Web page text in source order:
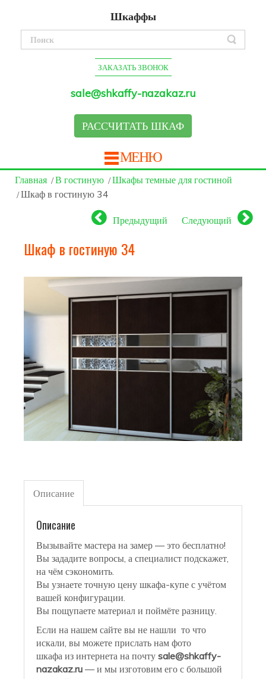
Шкаффы
ЗАКАЗАТЬ ЗВОНОК
sale@shkaffy-nazakaz.ru
РАССЧИТАТЬ ШКАФ
МЕНЮ
Главная В гостиную
Шкафы темные для гостиной
Шкаф в гостиную 34
Предыдущий Следующий
Шкаф в гостиную 34
Описание
Описание
Вызывайте мастера на замер — это бесплатно!
Вы зададите вопросы, а специалист подскажет,
на чём сэкономить.
Вы узнаете точную цену шкафа-купе с учётом
вашей конфигурации.
Вы пощупаете материал и поймёте разницу.
Если на нашем сайте вы не нашли то что
искали, вы можете прислать нам фото
шкафа из интернета на почту sale@shkaffy-
nazakaz.ru — и мы изготовим его с большой